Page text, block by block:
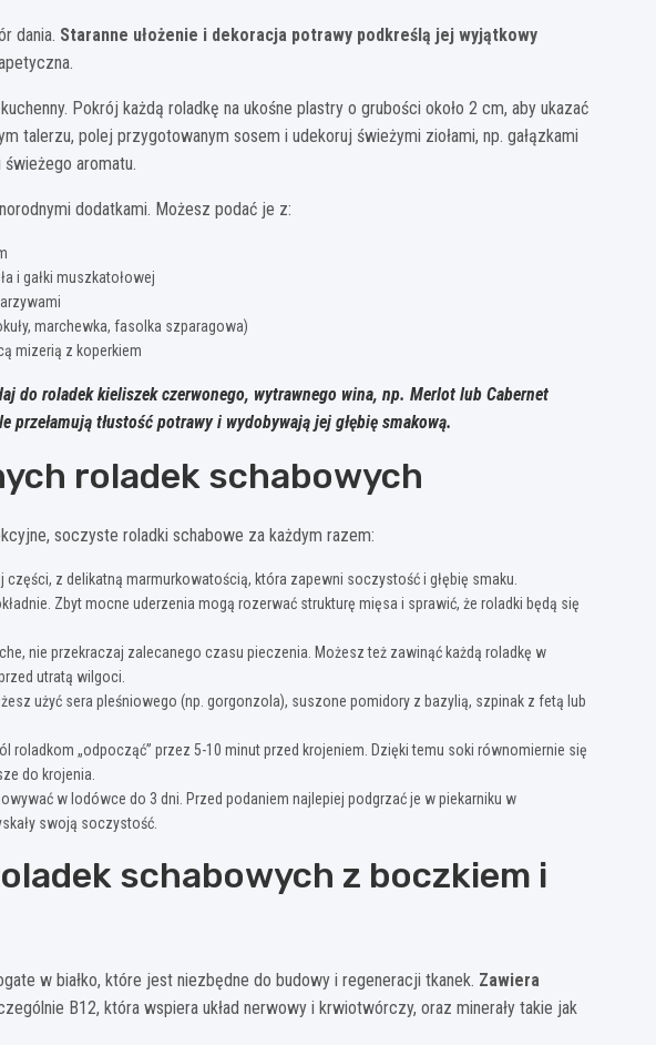
dania. Staranne ułożenie i dekoracja potrawy podkreślą jej wyjątkowy
Pokrój każdą roladkę na ukośne plastry o grubości około 2 cm, aby ukazać
talerzu, polej przygotowanym sosem i udekoruj świeżymi ziołami, np. gałązkami
aromatu.
dodatkami. Możesz podać je z:
i gałki muszkatołowej
marchewka, fasolka szparagowa)
mizerią z koperkiem
do roladek kieliszek czerwonego, wytrawnego wina, np. Merlot lub Cabernet
przełamują tłustość potrawy i wydobywają jej głębię smakową.
roladek schabowych
soczyste roladki schabowe za każdym razem:
z delikatną marmurkowatością, która zapewni soczystość i głębię smaku.
Zbyt mocne uderzenia mogą rozerwać strukturę mięsa i sprawić, że roladki będą się
nie przekraczaj zalecanego czasu pieczenia. Możesz też zawinąć każdą roladkę w
utratą wilgoci.
użyć sera pleśniowego (np. gorgonzola), suszone pomidory z bazylią, szpinak z fetą lub
roladkom „odpocząć” przez 5-10 minut przed krojeniem. Dzięki temu soki równomiernie się
do krojenia.
w lodówce do 3 dni. Przed podaniem najlepiej podgrzać je w piekarniku w
swoją soczystość.
schabowych z boczkiem i
w białko, które jest niezbędne do budowy i regeneracji tkanek. Zawiera
B12, która wspiera układ nerwowy i krwiotwórczy, oraz minerały takie jak